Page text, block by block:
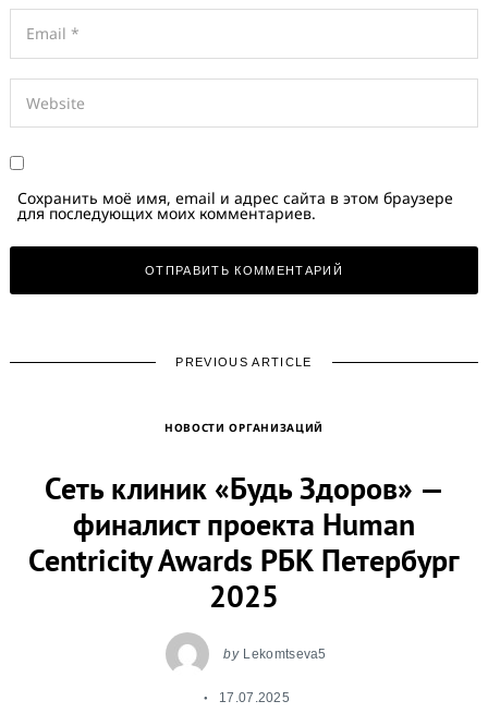
Сохранить моё имя, email и адрес сайта в этом браузере
для последующих моих комментариев.
PREVIOUS ARTICLE
НОВОСТИ ОРГАНИЗАЦИЙ
Сеть клиник «Будь Здоров» —
финалист проекта Human
Centricity Awards РБК Петербург
2025
by Lekomtseva5
17.07.2025